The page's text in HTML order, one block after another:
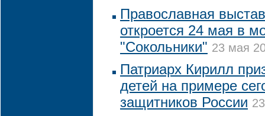
Православная
откроется 24 мая в
"Сокольники" 23 мая
Патриарх Кирилл
детей на примере
защитников России